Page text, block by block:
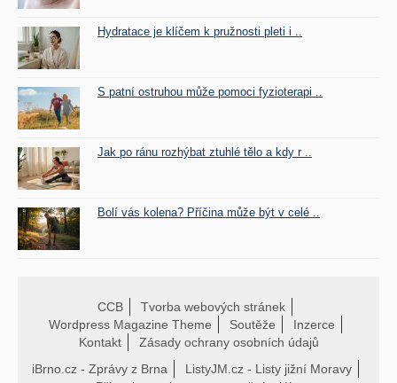
Hydratace je klíčem k pružnosti pleti i ..
S patní ostruhou může pomoci fyzioterapi ..
Jak po ránu rozhýbat ztuhlé tělo a kdy r ..
Bolí vás kolena? Příčina může být v celé ..
CCB
Tvorba webových stránek
Wordpress Magazine Theme
Soutěže
Inzerce
Kontakt
Zásady ochrany osobních údajů
iBrno.cz - Zprávy z Brna
ListyJM.cz - Listy jižní Moravy